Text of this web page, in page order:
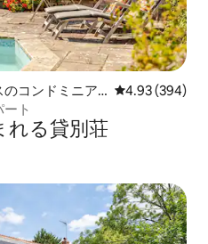
コンドミニア
レビュー394
4.93 (394)
ト
れる貸別荘